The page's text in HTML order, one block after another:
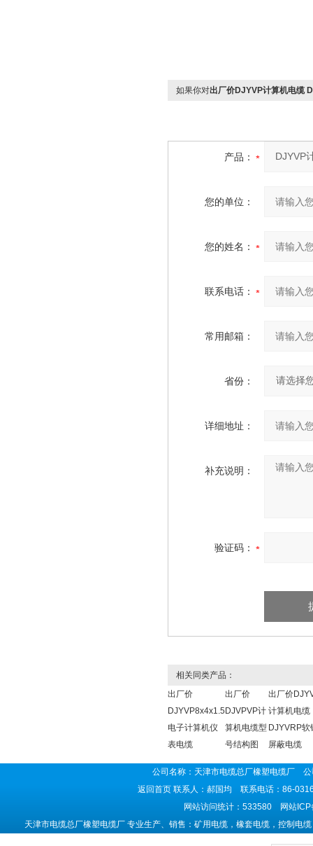
如果你对出厂价DJYVP计算机电缆
产品：
您的单位：
您的姓名：
联系电话：
常用邮箱：
省份：
详细地址：
补充说明：
验证码：
相关同类产品：
出厂价
DJYVP8x4x1.5
电子计算机仪
表电缆
出厂价
DJVPVP计
算机电缆型
号结构图
出厂价
计算机电缆
DJYVRP软
屏蔽电缆
公司名称：天津市电缆总厂橡塑电缆厂
返回首页联系人：郝国均 联系电话：86-
网站访问统计：533580 网站ICP
天津市电缆总厂橡塑电缆厂 专业生产、销售：矿用电缆，橡套电缆，控制电